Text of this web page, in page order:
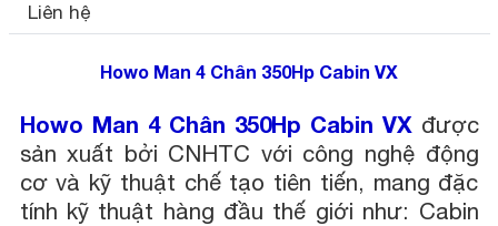
Liên hệ
Howo Man 4 Chân 350Hp Cabin VX
Howo Man 4 Chân 350Hp Cabin VX được
sản xuất bởi CNHTC với công nghệ động
cơ và kỹ thuật chế tạo tiên tiến, mang đặc
tính kỹ thuật hàng đầu thế giới như: Cabin